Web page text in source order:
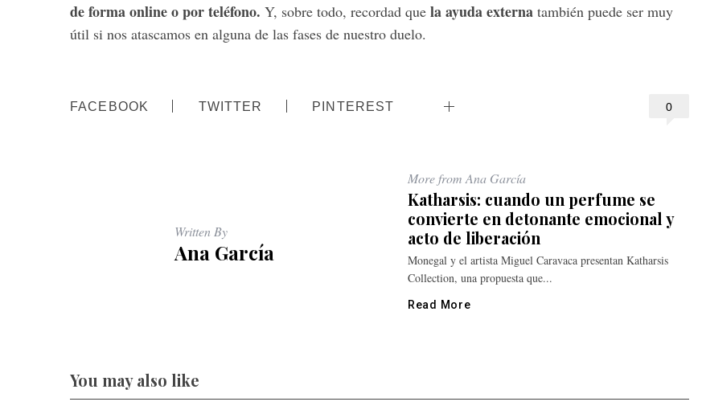
de forma online o por teléfono. Y, sobre todo, recordad que la ayuda externa también puede ser muy
útil si nos atascamos en alguna de las fases de nuestro duelo.
0
FACEBOOK TWITTER PINTEREST
Written By
Ana García
More from Ana García
Katharsis: cuando un perfume se
convierte en detonante emocional y
acto de liberación
Monegal y el artista Miguel Caravaca presentan Katharsis
Collection, una propuesta que...
Read More
You may also like